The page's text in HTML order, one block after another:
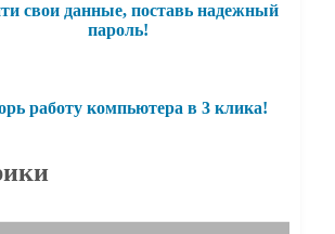
свои данные, поставь надежный
пароль!
работу компьютера в 3 клика!